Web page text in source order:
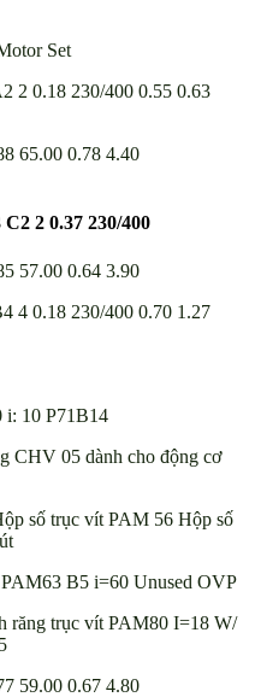
Set
2 0.18 230/400 0.55 0.63
65.00 0.78 4.40
2 0.37 230/400
57.00 0.64 3.90
4 0.18 230/400 0.70 1.27
i: 10 P71B14
CHV 05 dành cho động cơ
số trục vít PAM 56 Hộp số
B5 i=60 Unused OVP
trục vít PAM80 I=18 W/
59.00 0.67 4.80